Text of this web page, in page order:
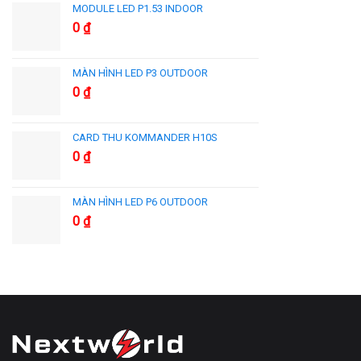
MODULE LED P1.53 INDOOR
0 ₫
MÀN HÌNH LED P3 OUTDOOR
0 ₫
CARD THU KOMMANDER H10S
0 ₫
MÀN HÌNH LED P6 OUTDOOR
0 ₫